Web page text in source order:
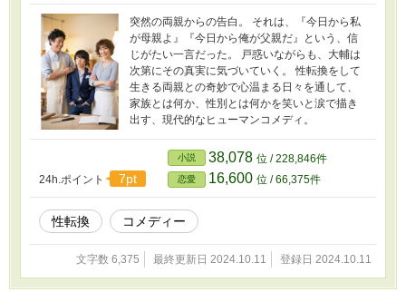
突然の両親からの告白。 それは、『今日から私
が母親よ』『今日から俺が父親だ』という、信
じがたい一言だった。 戸惑いながらも、大輔は
次第にその真実に気づいていく。 性転換をして
生きる両親との奇妙で心温まる日々を通して、
家族とは何か、性別とは何かを笑いと涙で描き
出す、現代的なヒューマンコメディ。
24h.ポイント 7pt
小説 38,078 位 / 228,846件
恋愛 16,600 位 / 66,375件
性転換 コメディー
文字数 6,375 最終更新日 2024.10.11 登録日 2024.10.11